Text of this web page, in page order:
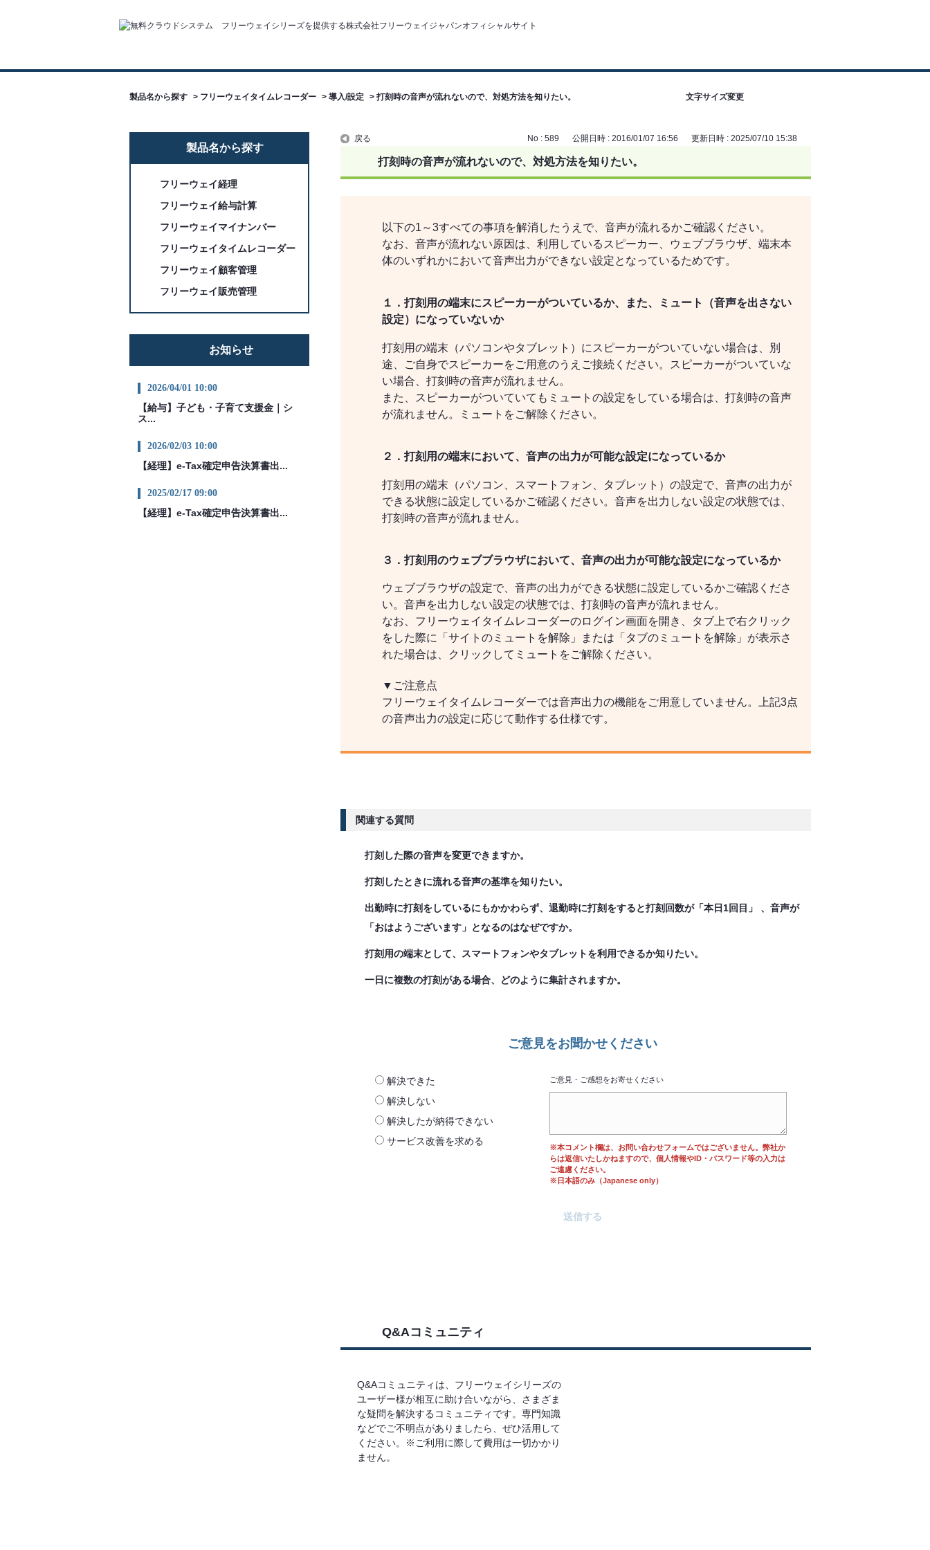
文字サイズ変更
製品名から探す > フリーウェイタイムレコーダー > 導入/設定 > 打刻時の音声が流れないので、対処方法を知りたい。
製品名から探す
フリーウェイ経理
フリーウェイ給与計算
フリーウェイマイナンバー
フリーウェイタイムレコーダー
フリーウェイ顧客管理
フリーウェイ販売管理
お知らせ
2026/04/01 10:00
【給与】子ども・子育て支援金｜シ
ス...
2026/02/03 10:00
【経理】e-Tax確定申告決算書出...
2025/02/17 09:00
【経理】e-Tax確定申告決算書出...
戻る No : 589 公開日時 : 2016/01/07 16:56 更新日時 : 2025/07/10 15:38
打刻時の音声が流れないので、対処方法を知りたい。
以下の1～3すべての事項を解消したうえで、音声が流れるかご確認ください。
なお、音声が流れない原因は、利用しているスピーカー、ウェブブラウザ、端末本
体のいずれかにおいて音声出力ができない設定となっているためです。
１．打刻用の端末にスピーカーがついているか、また、ミュート（音声を出さない
設定）になっていないか
打刻用の端末（パソコンやタブレット）にスピーカーがついていない場合は、別
途、ご自身でスピーカーをご用意のうえご接続ください。スピーカーがついていな
い場合、打刻時の音声が流れません。
また、スピーカーがついていてもミュートの設定をしている場合は、打刻時の音声
が流れません。ミュートをご解除ください。
２．打刻用の端末において、音声の出力が可能な設定になっているか
打刻用の端末（パソコン、スマートフォン、タブレット）の設定で、音声の出力が
できる状態に設定しているかご確認ください。音声を出力しない設定の状態では、
打刻時の音声が流れません。
３．打刻用のウェブブラウザにおいて、音声の出力が可能な設定になっているか
ウェブブラウザの設定で、音声の出力ができる状態に設定しているかご確認くださ
い。音声を出力しない設定の状態では、打刻時の音声が流れません。
なお、フリーウェイタイムレコーダーのログイン画面を開き、タブ上で右クリック
をした際に「サイトのミュートを解除」または「タブのミュートを解除」が表示さ
れた場合は、クリックしてミュートをご解除ください。
▼ご注意点
フリーウェイタイムレコーダーでは音声出力の機能をご用意していません。上記3点
の音声出力の設定に応じて動作する仕様です。
関連する質問
打刻した際の音声を変更できますか。
打刻したときに流れる音声の基準を知りたい。
出勤時に打刻をしているにもかかわらず、退勤時に打刻をすると打刻回数が「本日1回目」 、音声が
「おはようございます」となるのはなぜですか。
打刻用の端末として、スマートフォンやタブレットを利用できるか知りたい。
一日に複数の打刻がある場合、どのように集計されますか。
ご意見をお聞かせください
解決できた
解決しない
解決したが納得できない
サービス改善を求める
ご意見・ご感想をお寄せください
※本コメント欄は、お問い合わせフォームではございません。弊社か
らは返信いたしかねますので、個人情報やID・パスワード等の入力は
ご遠慮ください。
※日本語のみ（Japanese only）
Q&Aコミュニティ
Q&Aコミュニティは、フリーウェイシリーズの
ユーザー様が相互に助け合いながら、さまざま
な疑問を解決するコミュニティです。専門知識
などでご不明点がありましたら、ぜひ活用して
ください。※ご利用に際して費用は一切かかり
ません。